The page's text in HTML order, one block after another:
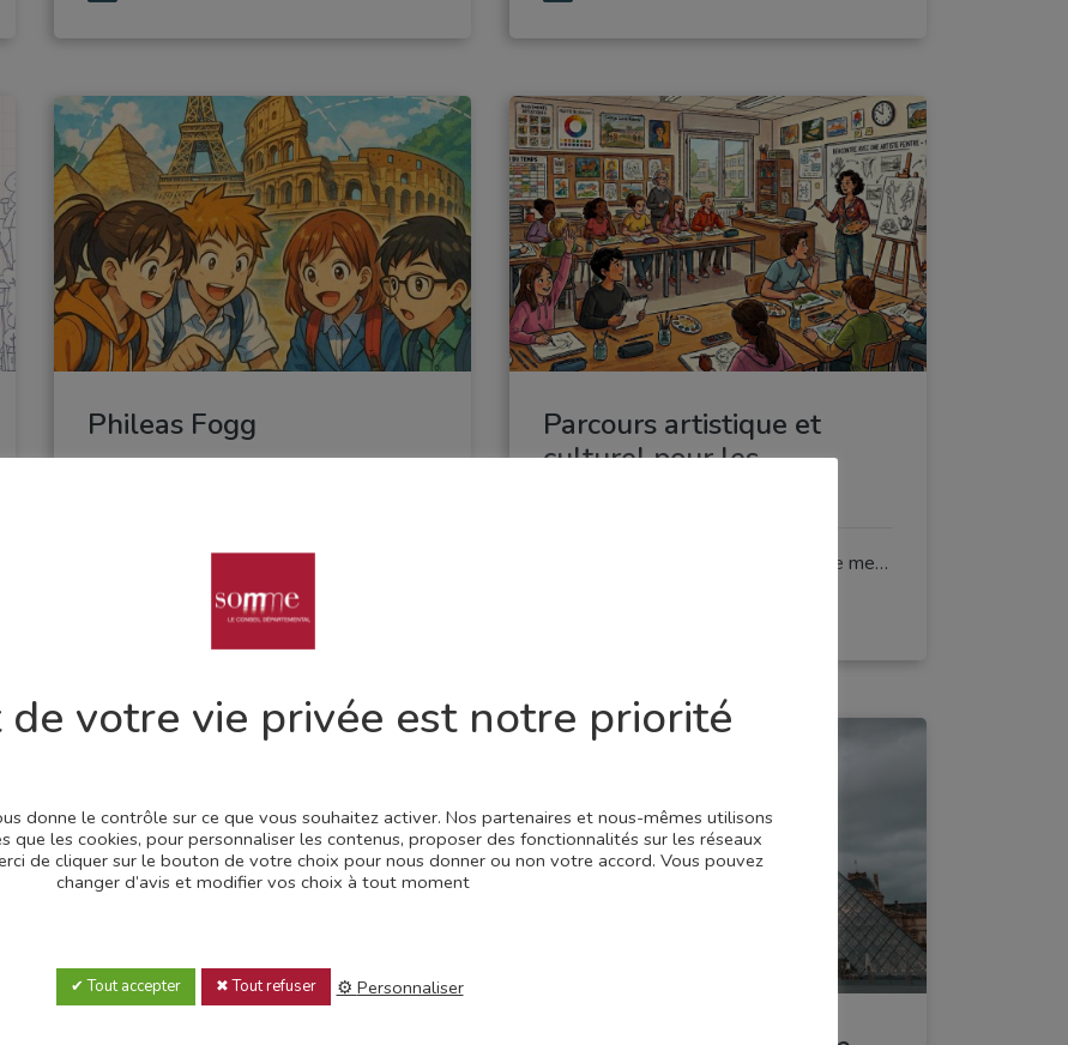
Phileas Fogg
Parcours artistique et
culturel pour les
Appel à projets permettant de mettre en place des parcours artistiques et culturels pour favoriser la rencontre des élèves avec les œuvres, les artistes et les institutions culturelles.
de votre vie privée est notre priorité
donne le contrôle sur ce que vous souhaitez activer. Nos partenaires et nous-mêmes utilisons
que les cookies, pour personnaliser les contenus, proposer des fonctionnalités sur les réseaux
de cliquer sur le bouton de votre choix pour nous donner ou non votre accord. Vous pouvez
changer d’avis et modifier vos choix à tout moment
Tout accepter Tout refuser Personnaliser